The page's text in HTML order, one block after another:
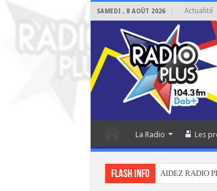
SAMEDI , 8 AOÛT 2026 Actualité
La Radio Les
Flash info AIDEZ RADIO